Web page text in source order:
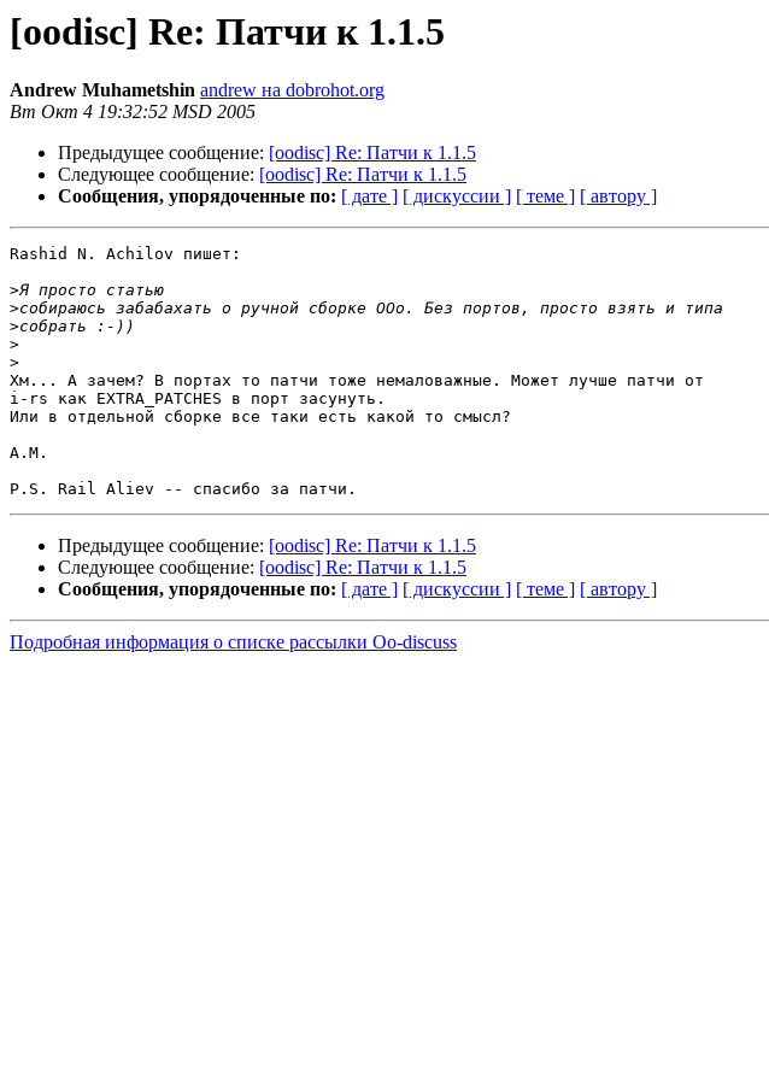
[oodisc] Re: Патчи к 1.1.5
Andrew Muhametshin andrew на dobrohot.org
Вт Окт 4 19:32:52 MSD 2005
Предыдущее сообщение: [oodisc] Re: Патчи к 1.1.5
Следующее сообщение: [oodisc] Re: Патчи к 1.1.5
Сообщения, упорядоченные по: [ дате ] [ дискуссии ] [ теме ] [ автору ]
Rashid N. Achilov пишет:
>
>
>
>
>
Хм... А зачем? В портах то патчи тоже немаловажные. Может лучше патчи от
i-rs как EXTRA_PATCHES в порт засунуть.
Или в отдельной сборке все таки есть какой то смысл?
А.М.
Предыдущее сообщение: [oodisc] Re: Патчи к 1.1.5
Следующее сообщение: [oodisc] Re: Патчи к 1.1.5
Сообщения, упорядоченные по: [ дате ] [ дискуссии ] [ теме ] [ автору ]
Подробная информация о списке рассылки Oo-discuss